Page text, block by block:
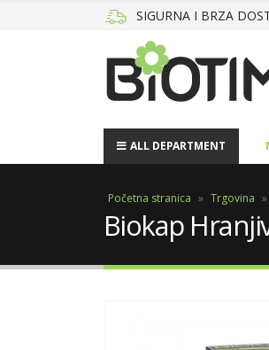
SIGURNA I BRZA
ALL DEPARTMENT
Početna stranica » Trgovina »
Biokap